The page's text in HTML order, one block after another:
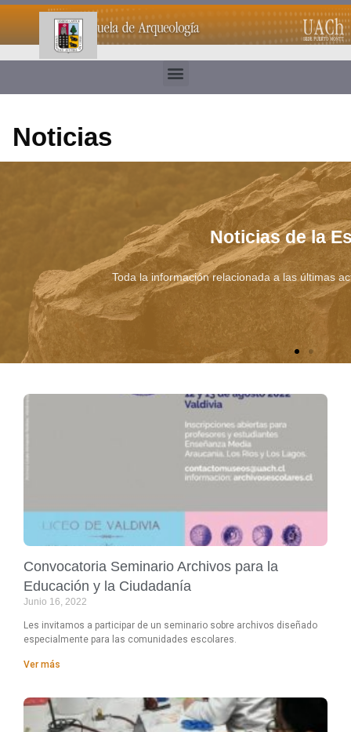
Noticias
Convocatoria Seminario Archivos para la
Educación y la Ciudadanía
Junio 16, 2022
Les invitamos a participar de un seminario sobre archivos diseñado
especialmente para las comunidades escolares.
Ver más